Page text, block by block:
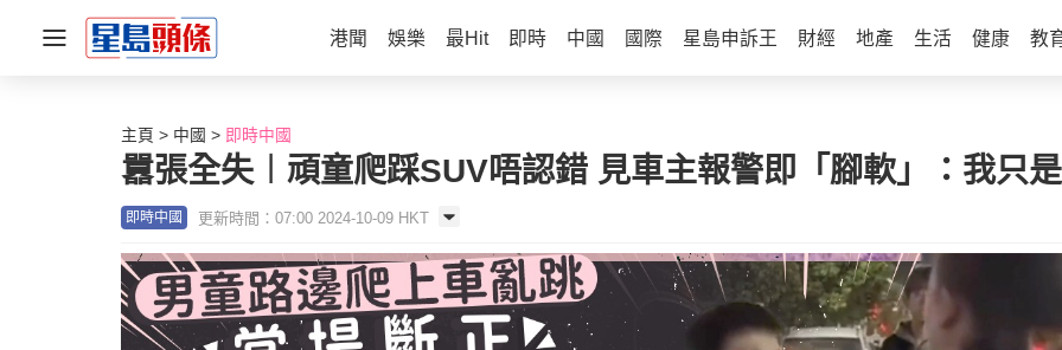
港聞 娛樂 最Hit 即時 中國 國際 星島申訴王 財經 地產 生活 健康 教
主頁 中國 即時中國
囂張全失︱頑童爬踩SUV唔認錯 見車主報警即「腳軟」：我只
即時中國 更新時間：07:00 2024-10-09 HKT